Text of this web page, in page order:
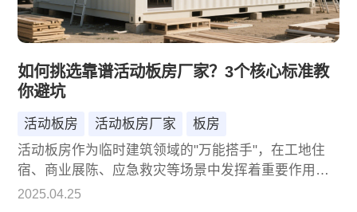
如何挑选靠谱活动板房厂家？3个核心标准教
你避坑
活动板房 活动板房厂家
板房
活动板房作为临时建筑领域的"万能搭手"，在工地住
宿、商业展陈、应急救灾等场景中发挥着重要作用。
面对市场上鱼龙混杂的供应商，如何精准锁定靠谱厂
2025.04.25